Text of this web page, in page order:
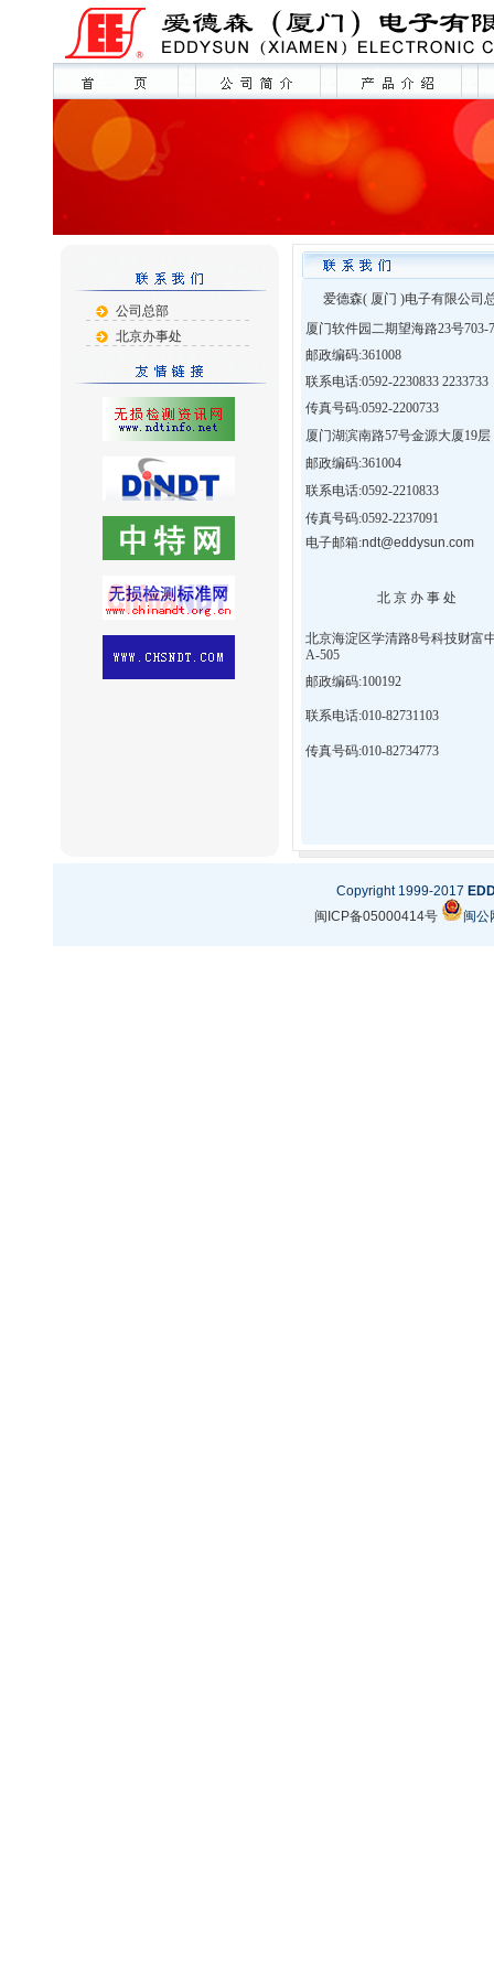
公司总部
北京办事处
爱德森( 厦门 )电子有限公司
厦门软件园二期望海路23号703-
邮政编码:361008
联系电话:0592-2230833 2233733
传真号码:0592-2200733
厦门湖滨南路57号金源大厦19层
邮政编码:361004
联系电话:0592-2210833
传真号码:0592-2237091
电子邮箱:ndt@eddysun.com
北 京 办 事 处
北京海淀区学清路8号科技财富
A-505
邮政编码:100192
联系电话:010-82731103
传真号码:010-82734773
Copyright 1999-2017
闽ICP备05000414号
闽公